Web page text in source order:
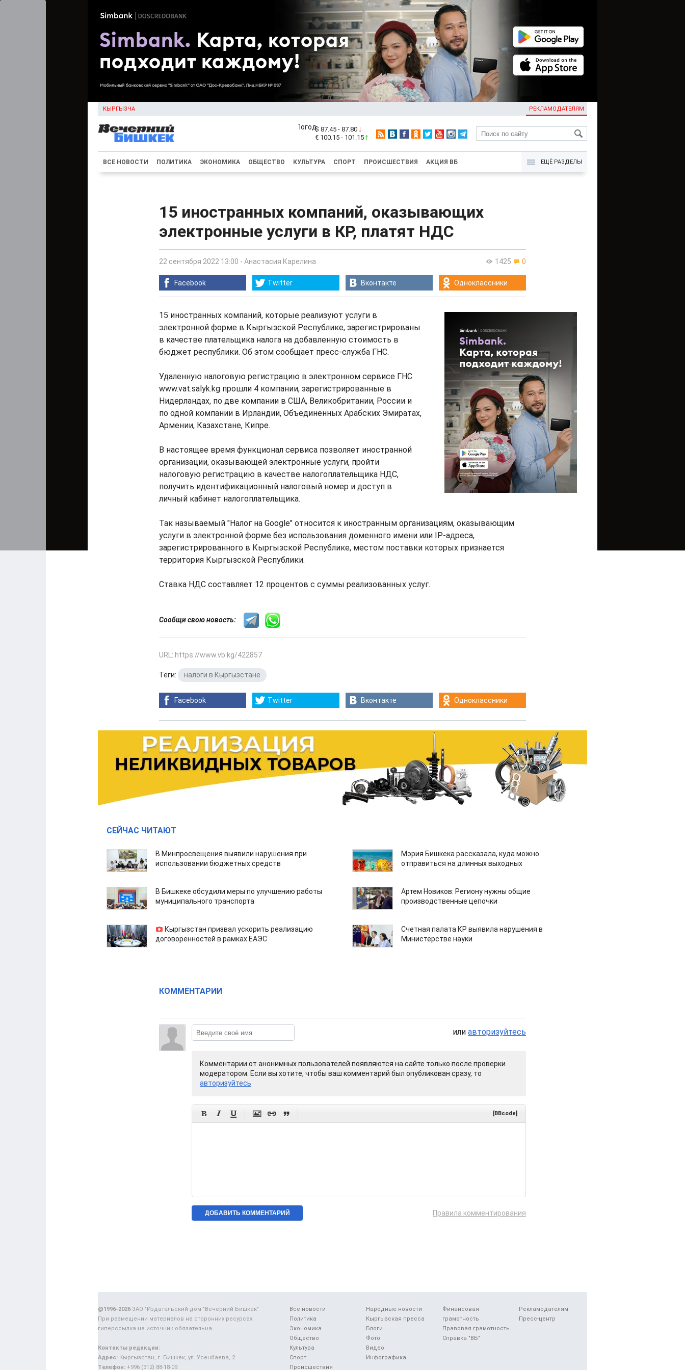
КЫРГЫЗЧА РЕКЛАМОДАТЕЛЯМ
KG
$ 87.45 - 87.80
€ 100.15 - 101.15
ВСЕ НОВОСТИ ПОЛИТИКА ЭКОНОМИКА ОБЩЕСТВО КУЛЬТУРА СПОРТ ПРОИСШЕСТВИЯ АКЦИЯ ВБ ЕЩЁ РАЗДЕЛЫ
15 иностранных компаний, оказывающих
электронные услуги в КР, платят НДС
1425 0
22 сентября 2022 13:00 - Анастасия Карелина
Facebook Twitter Вконтакте Одноклассники
15 иностранных компаний, которые реализуют услуги в
электронной форме в Кыргызской Республике, зарегистрированы
в качестве плательщика налога на добавленную стоимость в
бюджет республики. Об этом сообщает пресс-служба ГНС.
Удаленную налоговую регистрацию в электронном сервисе ГНС
www.vat.salyk.kg прошли 4 компании, зарегистрированные в
Нидерландах, по две компании в США, Великобритании, России и
по одной компании в Ирландии, Объединенных Арабских Эмиратах,
Армении, Казахстане, Кипре.
В настоящее время функционал сервиса позволяет иностранной
организации, оказывающей электронные услуги, пройти
налоговую регистрацию в качестве налогоплательщика НДС,
получить идентификационный налоговый номер и доступ в
личный кабинет налогоплательщика.
Так называемый "Налог на Google" относится к иностранным организациям, оказывающим
услуги в электронной форме без использования доменного имени или IP-адреса,
зарегистрированного в Кыргызской Республике, местом поставки которых признается
территория Кыргызской Республики.
Ставка НДС составляет 12 процентов с суммы реализованных услуг.
Сообщи свою новость:
URL: https://www.vb.kg/422857
Теги: налоги в Кыргызстане
Facebook Twitter Вконтакте Одноклассники
СЕЙЧАС ЧИТАЮТ
В Минпросвещения выявили нарушения при
использовании бюджетных средств
Мэрия Бишкека рассказала, куда можно
отправиться на длинных выходных
В Бишкеке обсудили меры по улучшению работы
муниципального транспорта
Артем Новиков: Региону нужны общие
производственные цепочки
Кыргызстан призвал ускорить реализацию
договоренностей в рамках ЕАЭС
Счетная палата КР выявила нарушения в
Министерстве науки
КОММЕНТАРИИ
или авторизуйтесь
Комментарии от анонимных пользователей появляются на сайте только после проверки
модератором. Если вы хотите, чтобы ваш комментарий был опубликован сразу, то
авторизуйтесь
      [BBcode]
Правила комментирования
Все новости
Политика
Экономика
Общество
Культура
Спорт
Происшествия
Народные новости
Кыргызская пресса
Блоги
Фото
Видео
Инфографика
Финансовая
грамотность
Правовая грамотность
Справка "ВБ"
Рекламодателям
Пресс-центр
@1996-2026ЗАО "Издательский дом "Вечерний Бишкек"
При размещении материалов на сторонних ресурсах
гиперссылка на источник обязательна.
Контакты редакции:
Адрес: Кыргызстан, г. Бишкек, ул. Усенбаева, 2.
Телефон: +996 (312) 88-18-09.